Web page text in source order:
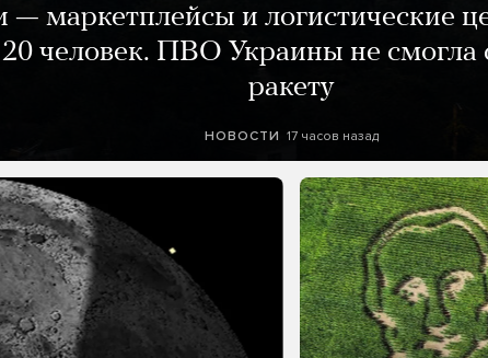
— маркетплейсы и логистические
человек. ПВО Украины не смогла
ракету
НОВОСТИ 17 часов назад